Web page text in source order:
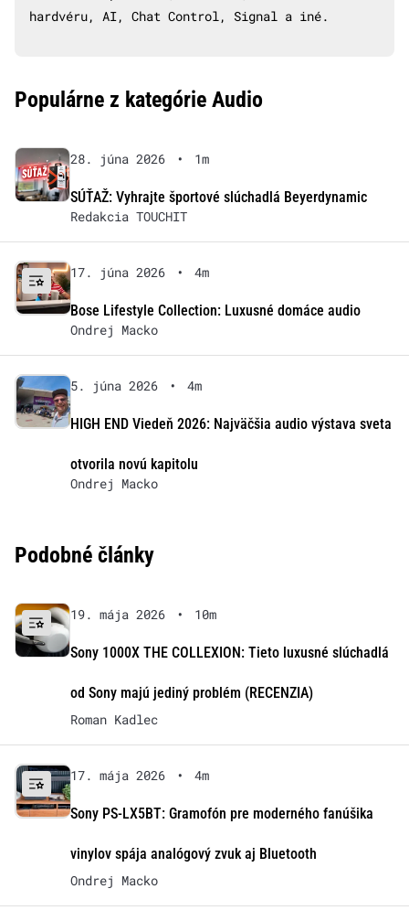
hardvéru, AI, Chat Control, Signal a iné.
Populárne z kategórie Audio
28. júna 2026 • 1m
SÚŤAŽ: Vyhrajte športové slúchadlá Beyerdynamic
Redakcia TOUCHIT
17. júna 2026 • 4m
Bose Lifestyle Collection: Luxusné domáce audio
Ondrej Macko
5. júna 2026 • 4m
HIGH END Viedeň 2026: Najväčšia audio výstava sveta
otvorila novú kapitolu
Ondrej Macko
Podobné články
19. mája 2026 • 10m
Sony 1000X THE COLLEXION: Tieto luxusné slúchadlá
od Sony majú jediný problém (RECENZIA)
Roman Kadlec
17. mája 2026 • 4m
Sony PS-LX5BT: Gramofón pre moderného fanúšika
vinylov spája analógový zvuk aj Bluetooth
Ondrej Macko